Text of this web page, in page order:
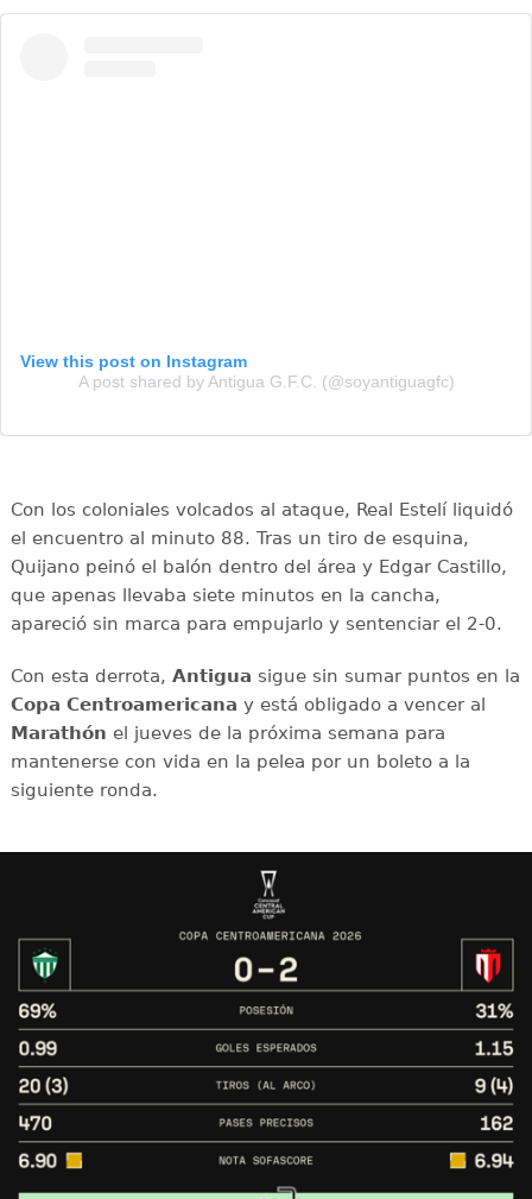
View this post on Instagram
A post shared by Antigua G.F.C. (@soyantiguagfc)
Con los coloniales volcados al ataque, Real Estelí liquidó
el encuentro al minuto 88. Tras un tiro de esquina,
Quijano peinó el balón dentro del área y Edgar Castillo,
que apenas llevaba siete minutos en la cancha,
apareció sin marca para empujarlo y sentenciar el 2-0.
Con esta derrota, Antigua sigue sin sumar puntos en la
Copa Centroamericana y está obligado a vencer al
Marathón el jueves de la próxima semana para
mantenerse con vida en la pelea por un boleto a la
siguiente ronda.